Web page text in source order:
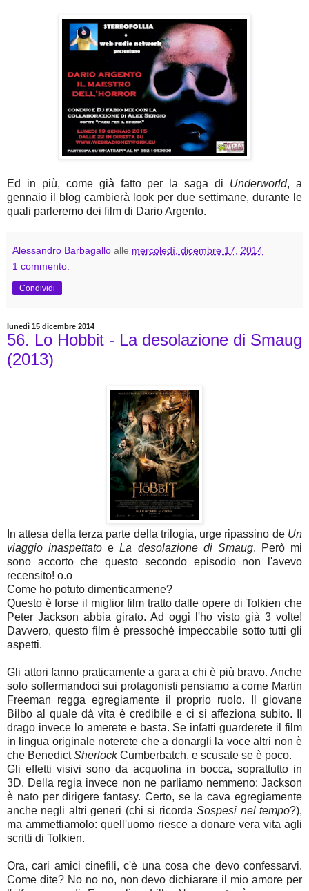
Ed in più, come già fatto per la saga di Underworld, a
gennaio il blog cambierà look per due settimane, durante le
quali parleremo dei film di Dario Argento.
Alessandro Barbagallo alle mercoledì, dicembre 17, 2014
1 commento:
Condividi
lunedì 15 dicembre 2014
56. Lo Hobbit - La desolazione di Smaug
(2013)
In attesa della terza parte della trilogia, urge ripassino de Un
viaggio inaspettato eLa desolazione di Smaug. Però mi
sono accorto che questo secondo episodio non l'avevo
recensito! o.o
Come ho potuto dimenticarmene?
Questo è forse il miglior film tratto dalle opere di Tolkien che
Peter Jackson abbia girato. Ad oggi l'ho visto già 3 volte!
Davvero, questo film è pressoché impeccabile sotto tutti gli
aspetti.
Gli attori fanno praticamente a gara a chi è più bravo. Anche
solo soffermandoci sui protagonisti pensiamo a come Martin
Freeman regga egregiamente il proprio ruolo. Il giovane
Bilbo al quale dà vita è credibile e ci si affeziona subito. Il
drago invece lo amerete e basta. Se infatti guarderete il film
in lingua originale noterete che a donargli la voce altri non è
che BenedictSherlockCumberbatch, e scusate se è poco.
Gli effetti visivi sono da acquolina in bocca, soprattutto in
3D. Della regia invece non ne parliamo nemmeno: Jackson
è nato per dirigere fantasy. Certo, se la cava egregiamente
anche negli altri generi (chi si ricordaSospesi nel tempo?),
ma ammettiamolo: quell'uomo riesce a donare vera vita agli
scritti di Tolkien.
Ora, cari amici cinefili, c'è una cosa che devo confessarvi.
Come dite? No no no, non devo dichiarare il mio amore per